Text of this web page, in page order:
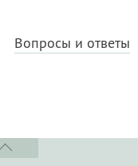
Вопросы и ответы